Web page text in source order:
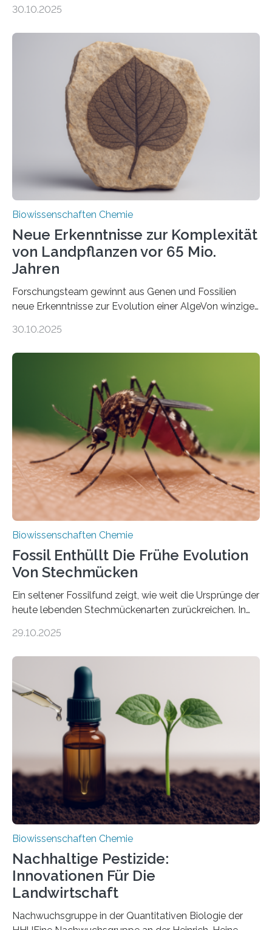
erfüllen können, müssen zahlreiche Enzyme präzise in
der Ruhr-Universität Bochum um Prof. Dr. Ralf Erdmann
und Dr. Ismaila Francis Yusuf hat nun einen bislang
unbekannten Qualitätskontrollmechanismus des
peroxisomalen Proteintransports in der Bäckerhefe
Saccharomyces cerevisiae entdeckt, der für die
Funktionsfähigkeit der Organellen entscheidend ist. Die
Studie wurde am 28. Oktober 2025 in der
Fachzeitschrift…
30.10.2025
Biowissenschaften Chemie
Neue Erkenntnisse zur Komplexität
von Landpflanzen vor 65 Mio.
Jahren
Forschungsteam gewinnt aus Genen und Fossilien
neue Erkenntnisse zur Evolution einer AlgeVon winzigen
Landpflanzen zählen zu den komplexesten
Grünalgen, die vor Hunderten von Millionen Jahren
lebten. Unter den Vorfahren sticht eine Gruppe heraus,
die noch heute in der Natur vorkommt: die
Süßwasseralge Coleochaetophyceae. Einige Arten
dieser Gruppe bilden aus Zellfäden dichte Geflechte
mit scheibenförmiger Gestalt. Was auffällig ist: Die
nächsten…
30.10.2025
Biowissenschaften Chemie
Fossil Enthüllt Die Frühe Evolution
Von Stechmücken
Ein seltener Fossilfund zeigt, wie weit die Ursprünge der
heute lebenden Stechmückenarten zurückreichen. In
Forschende die bisher älteste bekannte Stechmücken-
Region Kachin in Myanmar und hat sich in
ausgezeichnetem Zustand erhalten. Es konnte als neue
Art einer neuen Gattung beschrieben werden und trägt
nun den Namen Cretosabethes primaevus. Dieser erste
fossile Nachweis einer Stechmückenlarve in Bernstein
stellt gleichzeitig den ersten Fossilfund einer
Mückenlarve aus dem Mesozoikum dar, denn…
29.10.2025
Biowissenschaften Chemie
Nachhaltige Pestizide:
Innovationen Für Die
Landwirtschaft
Nachwuchsgruppe in der Quantitativen Biologie der